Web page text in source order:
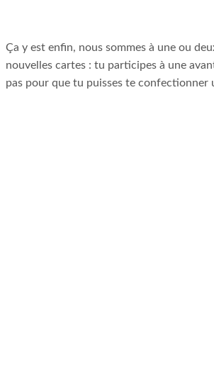
Ça y est enfin, nous sommes à une ou
nouvelles cartes : tu participes à une
pas pour que tu puisses te confectionner